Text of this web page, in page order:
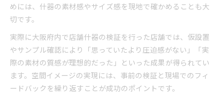
めには、什器の素材感やサイズ感を現地で確かめることも大
切です。
実際に大阪府内で店舗什器の検証を行った店舗では、仮設置
やサンプル確認により「思っていたより圧迫感がない」「実
際の素材の質感が理想的だった」といった成果が得られてい
ます。空間イメージの実現には、事前の検証と現場でのフィ
ードバックを繰り返すことが成功のポイントです。